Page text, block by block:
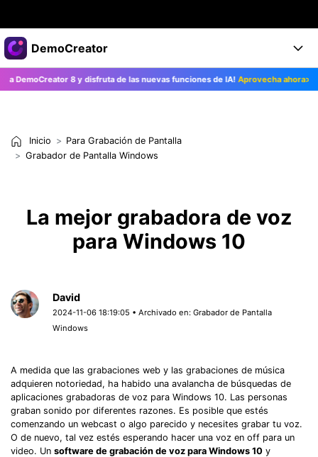
Productos destacados
Creatividad digital con AIGC
Utilidades
Empresas
Sala de prensa
Soporte
DemoCreator
Productos
Características
Características IA
Soluciones
Blog
Encuentra más soluciones >
Empieza
Empresa
8 y disfruta de las nuevas funciones de IA!Aprovecha ahora>>
Inicio
Para Grabación de Pantalla
Grabador de Pantalla Windows
La mejor grabadora de voz
para Windows 10
David
2024-11-06 18:19:05 • Archivado en:Grabador de Pantalla
Windows
A medida que las grabaciones web y las grabaciones de música
adquieren notoriedad, ha habido una avalancha de búsquedas de
aplicaciones grabadoras de voz para Windows 10. Las personas
graban sonido por diferentes razones. Es posible que estés
comenzando un webcast o algo parecido y necesites grabar tu voz.
O de nuevo, tal vez estés esperando hacer una voz en off para un
video. Un software de grabación de voz para Windows 10 y